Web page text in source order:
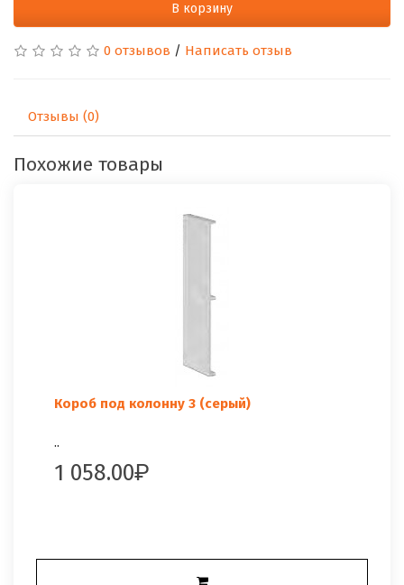
В корзину
0 отзывов / Написать отзыв
Отзывы (0)
Похожие товары
Короб под колонну 3 (серый)
..
1 058.00